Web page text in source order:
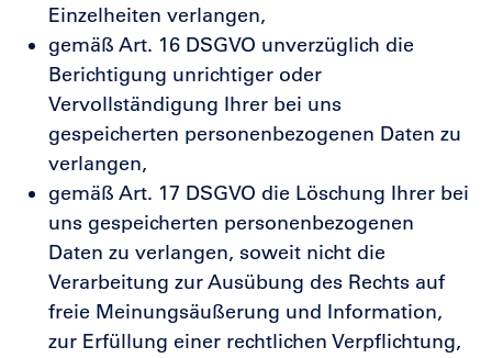
Einzelheiten verlangen,
gemäß Art. 16 DSGVO unverzüglich die
Berichtigung unrichtiger oder
Vervollständigung Ihrer bei uns
gespeicherten personenbezogenen Daten zu
verlangen,
gemäß Art. 17 DSGVO die Löschung Ihrer bei
uns gespeicherten personenbezogenen
Daten zu verlangen, soweit nicht die
Verarbeitung zur Ausübung des Rechts auf
freie Meinungsäußerung und Information,
zur Erfüllung einer rechtlichen Verpflichtung,